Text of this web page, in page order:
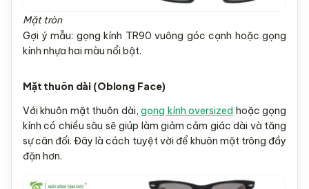
Mặt tròn
Gợi ý mẫu: gọng kính TR90 vuông góc cạnh hoặc gọng
kính nhựa hai màu nổi bật.
Mặt thuôn dài (Oblong Face)
Với khuôn mặt thuôn dài,gọng kính oversized hoặc gọng
kính có chiều sâu sẽ giúp làm giảm cảm giác dài và tăng
sự cân đối. Đây là cách tuyệt vời để khuôn mặt trông đầy
đặn hơn.